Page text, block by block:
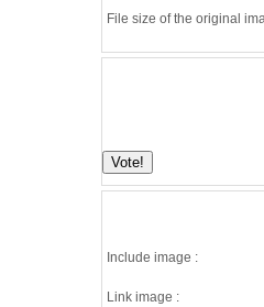
File size of the original
Include image :
Link image :